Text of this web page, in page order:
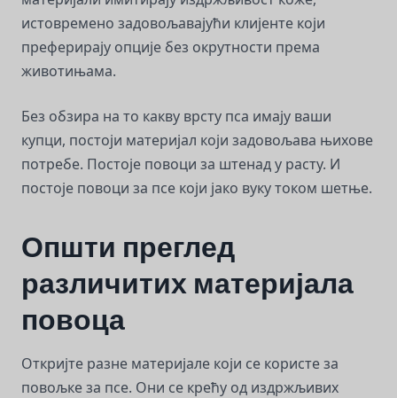
истовремено задовољавајући клијенте који
преферирају опције без окрутности према
животињама.
Без обзира на то какву врсту пса имају ваши
купци, постоји материјал који задовољава њихове
потребе. Постоје повоци за штенад у расту. И
постоје повоци за псе који јако вуку током шетње.
Општи преглед
различитих материјала
повоца
Откријте разне материјале који се користе за
повољке за псе. Они се крећу од издржљивих